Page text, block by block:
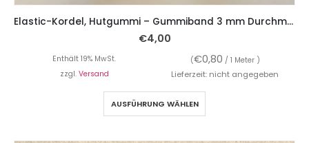
Elastic-Kordel, Hutgummi – Gummiband 3 mm Durchmesser – 5 Meter
€4,00
Enthält 19% MwSt. (€0,80 / 1 Meter )
zzgl. Versand Lieferzeit: nicht angegeben
AUSFÜHRUNG WÄHLEN